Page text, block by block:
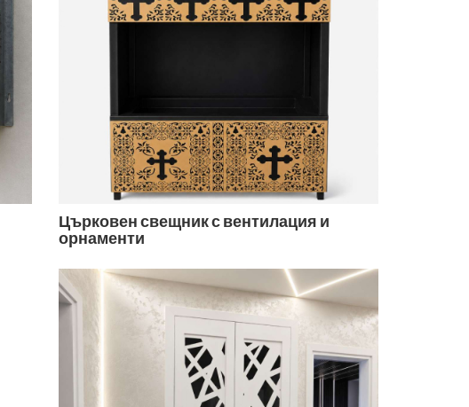
Църковен свещник с вентилация и
орнаменти